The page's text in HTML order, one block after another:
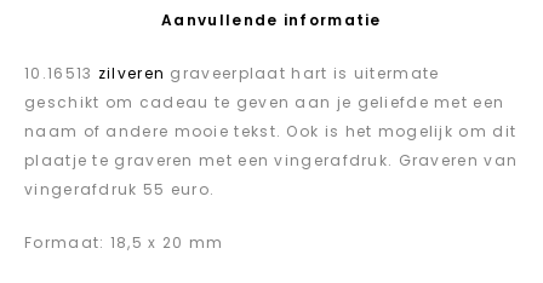
Aanvullende informatie
10.16513 zilveren graveerplaat hart is uitermate
geschikt om cadeau te geven aan je geliefde met een
naam of andere mooie tekst. Ook is het mogelijk om dit
plaatje te graveren met een vingerafdruk. Graveren van
vingerafdruk 55 euro.
Formaat: 18,5 x 20 mm